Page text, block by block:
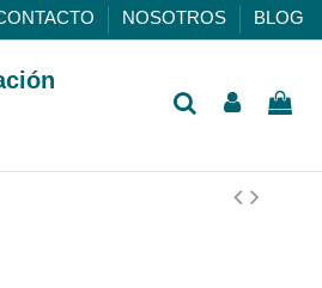
NOSOTROS BLOG